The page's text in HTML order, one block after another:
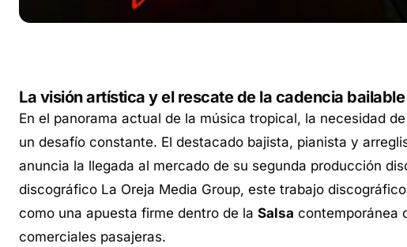
La visión artística y el rescate de la cadencia
En el panorama actual de la música tropical, la necesidad
un desafío constante. El destacado bajista, pianista y
anuncia la llegada al mercado de su segunda producción
discográfico La Oreja Media Group, este trabajo
como una apuesta firme dentro de la Salsa contemporánea
comerciales pasajeras.